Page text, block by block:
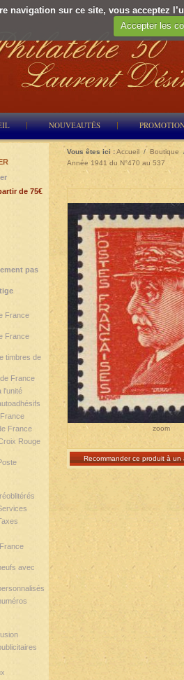
navigation sur ce site, vous acceptez
Accepter les
NOUVEAUTÉS
Vous êtes ici :Accueil / Boutique
Année 1941 du N°470 au 537
zoom
Recommander ce produit à un
pas
France
France
timbres de
France
l'unité
France
Rouge
avec
de 75€